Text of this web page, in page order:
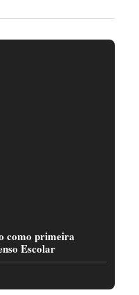
como primeira
Escolar